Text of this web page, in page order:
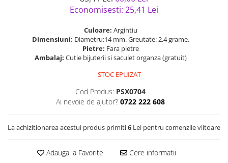
Economisesti: 25,41 Lei
Culoare: Argintiu
Dimensiuni: Diametru:14 mm. Greutate: 2,4 grame.
Pietre: Fara pietre
Ambalaj: Cutie bijuterii si saculet organza (gratuit)
STOC EPUIZAT
Cod Produs: PSX0704
Ai nevoie de ajutor? 0722 222 608
La achizitionarea acestui produs primiti6 Lei pentru comenzile viitoare
Adauga la Favorite Cere informatii